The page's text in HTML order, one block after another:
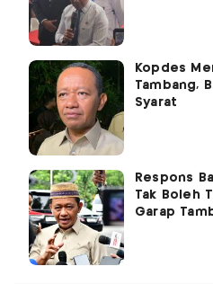
Kopdes
Tambang,
Syarat
Respons
Tak Boleh
Garap